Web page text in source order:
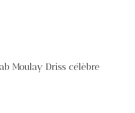
Moulay Driss célèbre